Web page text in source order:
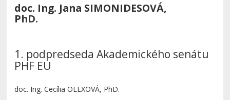
doc. Ing. Jana SIMONIDESOVÁ,
PhD.
1. podpredseda Akademického senátu
PHF EU
doc. Ing. Cecília OLEXOVÁ, PhD.